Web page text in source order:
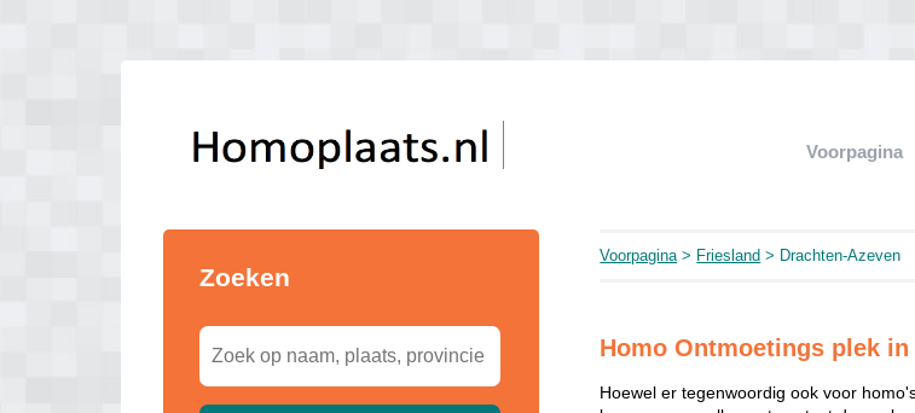
Voorpagina
Zoeken
Voorpagina> Friesland > Drachten-Azeven
Homo Ontmoetings plek in
Hoewel er tegenwoordig ook voor